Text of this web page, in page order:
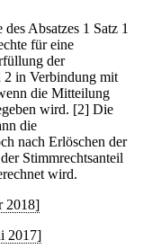
Absatzes 1 Satz 1
für eine
der
2 in Verbindung mit
die Mitteilung
wird. [2] Die
die
nach Erlöschen der
Stimmrechtsanteil
wird.
2018]
2017]